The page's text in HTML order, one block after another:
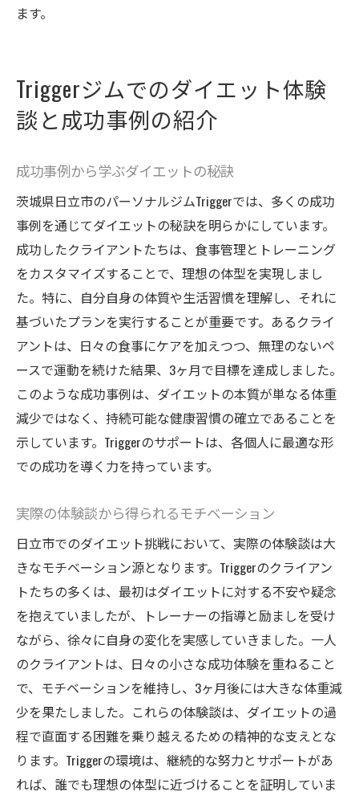
ます。
Triggerジムでのダイエット体験
談と成功事例の紹介
成功事例から学ぶダイエットの秘訣
茨城県日立市のパーソナルジムTriggerでは、多くの成功
事例を通じてダイエットの秘訣を明らかにしています。
成功したクライアントたちは、食事管理とトレーニング
をカスタマイズすることで、理想の体型を実現しまし
た。特に、自分自身の体質や生活習慣を理解し、それに
基づいたプランを実行することが重要です。あるクライ
アントは、日々の食事にケアを加えつつ、無理のないペ
ースで運動を続けた結果、3ヶ月で目標を達成しました。
このような成功事例は、ダイエットの本質が単なる体重
減少ではなく、持続可能な健康習慣の確立であることを
示しています。Triggerのサポートは、各個人に最適な形
での成功を導く力を持っています。
実際の体験談から得られるモチベーション
日立市でのダイエット挑戦において、実際の体験談は大
きなモチベーション源となります。Triggerのクライアン
トたちの多くは、最初はダイエットに対する不安や疑念
を抱えていましたが、トレーナーの指導と励ましを受け
ながら、徐々に自身の変化を実感していきました。一人
のクライアントは、日々の小さな成功体験を重ねること
で、モチベーションを維持し、3ヶ月後には大きな体重減
少を果たしました。これらの体験談は、ダイエットの過
程で直面する困難を乗り越えるための精神的な支えとな
ります。Triggerの環境は、継続的な努力とサポートがあ
れば、誰でも理想の体型に近づけることを証明していま